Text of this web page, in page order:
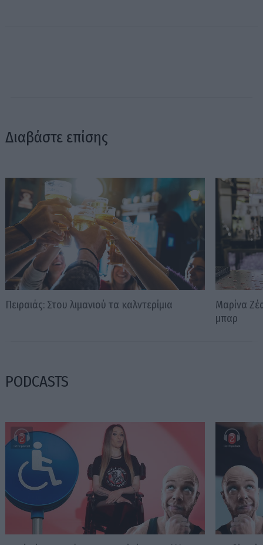
Διαβάστε επίσης
Πειραιάς: Στου λιμανιού τα καλντερίμια
Μαρίνα
μπαρ
PODCASTS